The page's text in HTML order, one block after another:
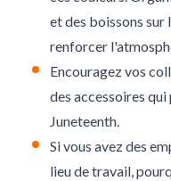
et des boissons sur
renforcer
Encouragez vos
des accessoires
Juneteenth.
Si vous avez des
lieu de travail,